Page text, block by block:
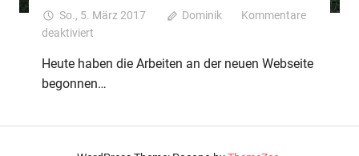
So., 5. März 2017 Dominik
Kommentare
deaktiviert
Webseite
im
Heute haben die Arbeiten an der neuen Webseite
begonnen…